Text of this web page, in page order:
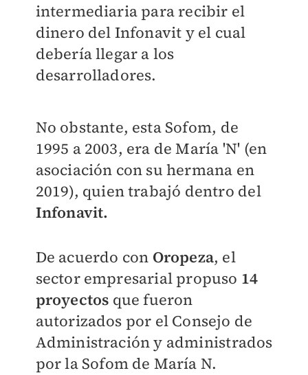
intermediaria para recibir el
dinero del Infonavit y el cual
debería llegar a los
desarrolladores.
No obstante, esta Sofom, de
1995 a 2003, era de María 'N' (en
asociación con su hermana en
2019), quien trabajó dentro del
Infonavit.
De acuerdo con Oropeza, el
sector empresarial propuso 14
proyectos que fueron
autorizados por el Consejo de
Administración y administrados
por la Sofom de María N.